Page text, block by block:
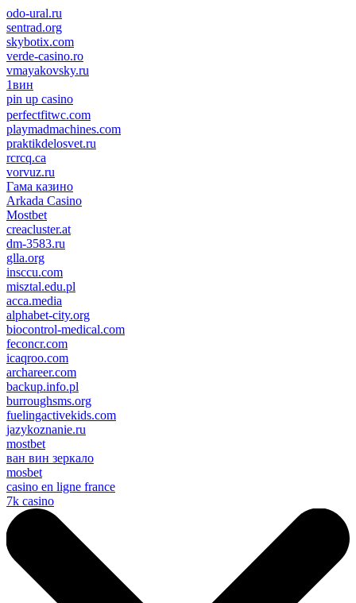
odo-ural.ru
sentrad.org
skybotix.com
verde-casino.ro
vmayakovsky.ru
1вин
pin up casino
пин ап
1win
perfectfitwc.com
playmadmachines.com
praktikdelosvet.ru
rcrcq.ca
vorvuz.ru
Гама казино
Arkada Casino
Mostbet
creacluster.at
dm-3583.ru
glla.org
insccu.com
misztal.edu.pl
acca.media
alphabet-city.org
biocontrol-medical.com
feconcr.com
icaqroo.com
archareer.com
backup.info.pl
burroughsms.org
fuelingactivekids.com
jazykoznanie.ru
mostbet
ван вин зеркало
mosbet
casino en ligne france
7k casino